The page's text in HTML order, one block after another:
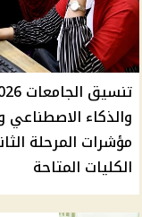
والذكاء
مؤشرات المرحلة
الكليات المتاحة